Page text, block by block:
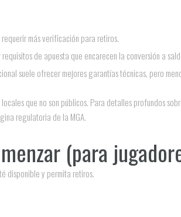
más verificación para retiros.
de apuesta que encarecen la conversión a
suele ofrecer mejores garantías técnicas, pero
que no son públicos. Para detalles profundos
regulatoria de la MGA.
(para
disponible y permita retiros.